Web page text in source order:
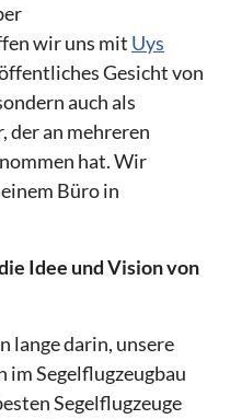
wir uns mit Uys
Gesicht von
auch als
der an mehreren
hat. Wir
Büro in
Idee und Vision von
lange darin, unsere
im Segelflugzeugbau
Segelflugzeuge